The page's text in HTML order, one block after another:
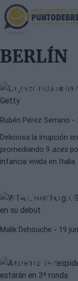
Skip
to
main
BERLÍN
BERLÍNLIUDMILA
rusa con
Rubén Pérez Serrano -
Deliciosa la irrupción
promediando 9 aces
infancia vivida en Italia.
BELINDA BENCIC BERLÍN
se jugará
Malik Dehouche - 19
WTA
después